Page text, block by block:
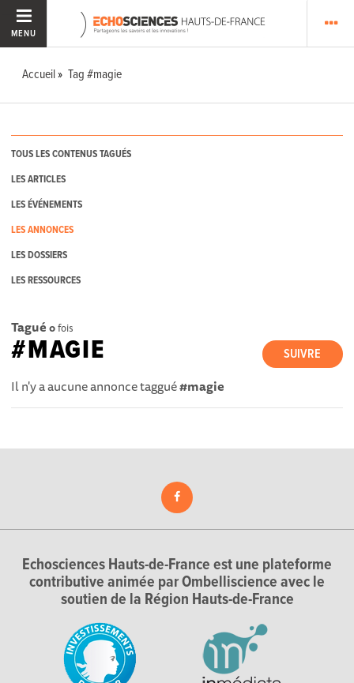
MENU
Accueil Tag #magie
TOUS LES CONTENUS TAGUÉS
LES ARTICLES
LES ÉVÉNEMENTS
LES ANNONCES
LES DOSSIERS
LES RESSOURCES
Tagué 0fois
SUIVRE
#MAGIE
Il n'y a aucune annonce taggué#magie
Echosciences Hauts-de-France est une plateforme
contributive animée par Ombelliscience avec le
soutien de la Région Hauts-de-France